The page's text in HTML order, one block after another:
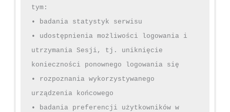
tym:
• badania statystyk serwisu
• udostępnienia możliwości logowania i
utrzymania Sesji, tj. uniknięcie
konieczności ponownego logowania się
• rozpoznania wykorzystywanego
urządzenia końcowego
• badania preferencji użytkowników w